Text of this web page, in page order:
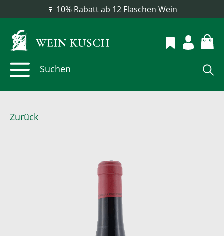
📦 Versandkostenfrei ab 100 €
Zurück